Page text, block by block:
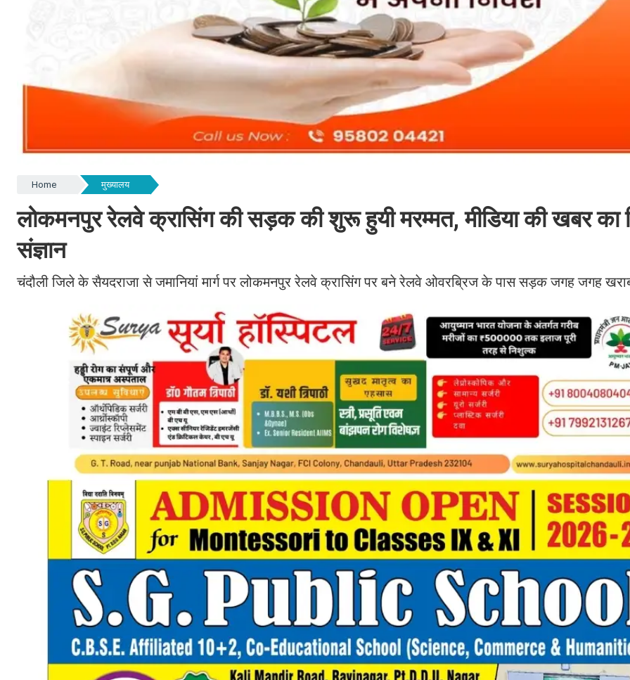
Home मुख्यालय
लोकमनपुर रेलवे क्रासिंग की सड़क की शुरू हुयी मरम्मत, मीडिया की खबर का
संज्ञान
चंदौली जिले के सैयदराजा से जमानियां मार्ग पर लोकमनपुर रेलवे क्रासिंग पर बने रेलवे ओवरब्रिज के पास सड़क जगह जगह